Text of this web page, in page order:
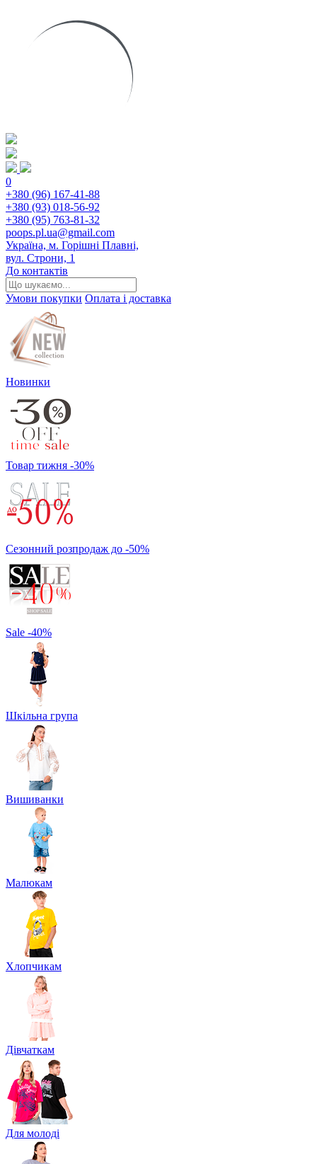
0
+380 (96) 167-41-88
+380 (93) 018-56-92
+380 (95) 763-81-32
poops.pl.ua@gmail.com
Україна, м. Горішні Плавні,
вул. Строни, 1
До контактів
Умови покупки Оплата і доставка
Новинки
Товар тижня -30%
Сезонний розпродаж до -50%
Sale -40%
Шкільна група
Вишиванки
Малюкам
Хлопчикам
Дівчаткам
Для молоді